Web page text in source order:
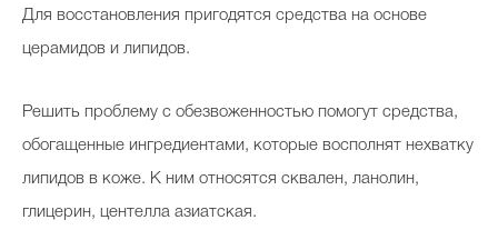
Для восстановления пригодятся средства на основе
церамидов и липидов.
Решить проблему с обезвоженностью помогут средства,
обогащенные ингредиентами, которые восполнят нехватку
липидов в коже. К ним относятся сквален, ланолин,
глицерин, центелла азиатская.